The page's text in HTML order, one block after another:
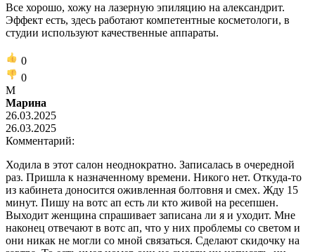
Все хорошо, хожу на лазерную эпиляцию на александрит.
Эффект есть, здесь работают компетентные косметологи, в
студии используют качественные аппараты.
0
0
М
Марина
26.03.2025
26.03.2025
Комментарий:
Ходила в этот салон неоднократно. Записалась в очередной
раз. Пришла к назначенному времени. Никого нет. Откуда-то
из кабинета доносится оживленная болтовня и смех. Жду 15
минут. Пишу на вотс ап есть ли кто живой на ресепшен.
Выходит женщина спрашивает записана ли я и уходит. Мне
наконец отвечают в вотс ап, что у них проблемы со светом и
они никак не могли со мной связаться. Сделают скидочку на